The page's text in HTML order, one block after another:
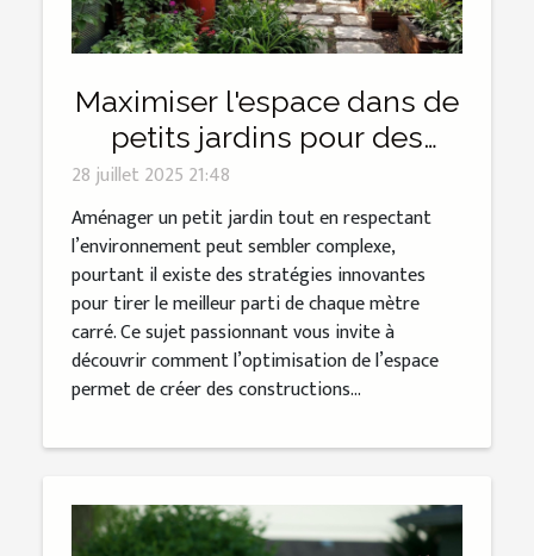
Maximiser l'espace dans de
petits jardins pour des
constructions écologiques
28 juillet 2025 21:48
Aménager un petit jardin tout en respectant
l’environnement peut sembler complexe,
pourtant il existe des stratégies innovantes
pour tirer le meilleur parti de chaque mètre
carré. Ce sujet passionnant vous invite à
découvrir comment l’optimisation de l’espace
permet de créer des constructions...